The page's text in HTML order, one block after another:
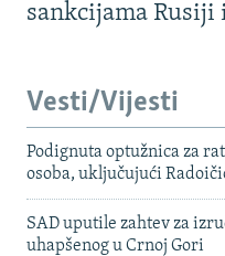
sankcijama
Vesti/Vijesti
Podignuta optužnica za
osoba, uključujući
SAD uputile zahtev za
uhapšenog u Crnoj Gori